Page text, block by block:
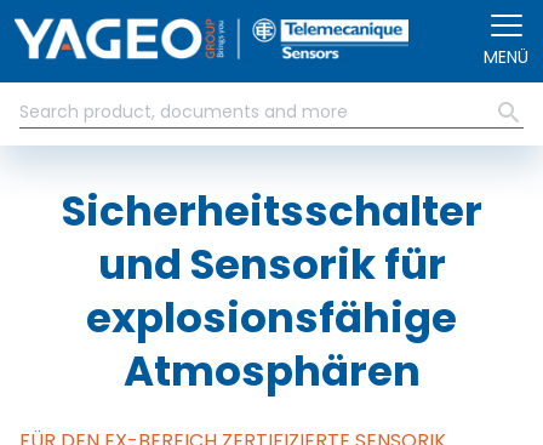
MENÜ
Sicherheitsschalter
und Sensorik für
explosionsfähige
Atmosphären